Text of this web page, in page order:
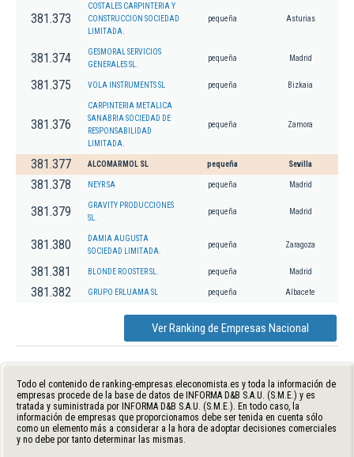
381.373
COSTALES CARPINTERIA Y
CONSTRUCCION SOCIEDAD
LIMITADA.
pequeña Asturias
381.374
GESMORAL SERVICIOS
GENERALES SL.
pequeña Madrid
381.375 VOLA INSTRUMENTS SL pequeña Bizkaia
381.376
CARPINTERIA METALICA
SANABRIA SOCIEDAD DE
RESPONSABILIDAD
LIMITADA.
pequeña Zamora
381.377 ALCOMARMOL SL pequeña Sevilla
381.378 NEYR SA pequeña Madrid
381.379
GRAVITY PRODUCCIONES
SL.
pequeña Madrid
381.380
DAMIA AUGUSTA
SOCIEDAD LIMITADA.
pequeña Zaragoza
381.381 BLONDE ROOSTER SL. pequeña Madrid
381.382 GRUPO ERLUAMA SL pequeña Albacete
Ver Ranking de Empresas Nacional
Todo el contenido de ranking-empresas.eleconomista.es y toda la información de
empresas procede de la base de datos de INFORMA D&B S.A.U. (S.M.E.) y es
tratada y suministrada por INFORMA D&B S.A.U. (S.M.E.). En todo caso, la
información de empresas que proporcionamos debe ser tenida en cuenta sólo
como un elemento más a considerar a la hora de adoptar decisiones comerciales
y no debe por tanto determinar las mismas.